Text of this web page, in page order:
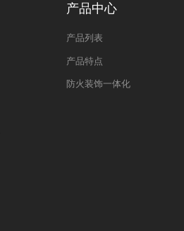
产品中心
产品列表
产品特点
防火装饰一体化